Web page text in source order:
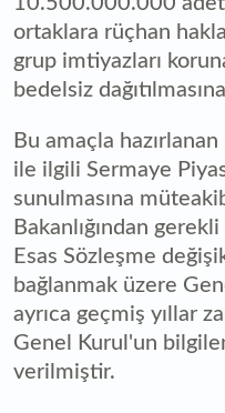
ortaklara rüçhan
grup imtiyazları
bedelsiz
Bu amaçla
ile ilgili Sermaye
sunulmasına
Bakanlığından
Esas Sözleşme
bağlanmak üzere
ayrıca geçmiş yıllar
Genel Kurul'un
verilmiştir.